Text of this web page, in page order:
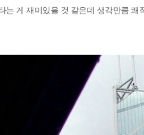
는 게 재미있을 것 같은데 생각만큼 쾌